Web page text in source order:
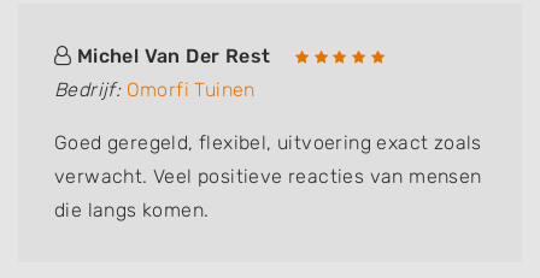
Michel Van Der Rest
Bedrijf: Omorfi Tuinen
Goed geregeld, flexibel, uitvoering exact zoals
verwacht. Veel positieve reacties van mensen
die langs komen.